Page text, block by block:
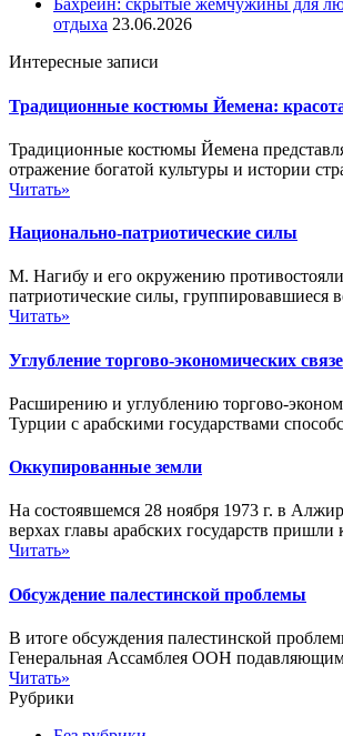
Бахрейн: скрытые жемчужины для
отдыха 23.06.2026
Интересные записи
Традиционные костюмы Йемена:
Традиционные костюмы Йемена
отражение богатой культуры и истории
Читать»
Национально-патриотические силы
М. Нагибу и его окружению
патриотические силы, группировавшиеся
Читать»
Углубление торгово-экономических
Расширению и углублению торгово-
Турции с арабскими государствами
Оккупированные земли
На состоявшемся 28 ноября 1973 г. в
верхах главы арабских государств пришли
Читать»
Обсуждение палестинской проблемы
В итоге обсуждения палестинской
Генеральная Ассамблея ООН
Читать»
Рубрики